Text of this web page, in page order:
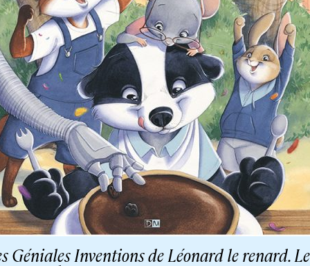
Géniales Inventions de Léonard le renard. Le